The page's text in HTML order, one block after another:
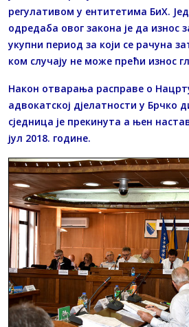
регулативом у ентитетима БиХ.
одредаба овог закона је да износ
укупни период за који се рачуна
ком случају не може прећи износ
Након отварања расправе о
адвокатској дјелатности у Брчко
сједница је прекинута а њен
јул 2018. године.